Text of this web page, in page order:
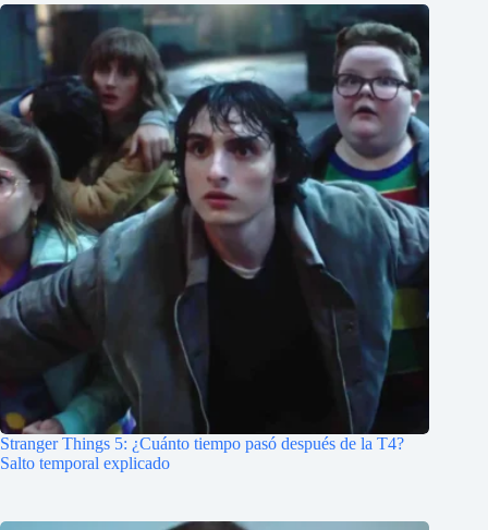
Stranger Things 5: ¿Cuánto tiempo pasó después de la T4?
Salto temporal explicado